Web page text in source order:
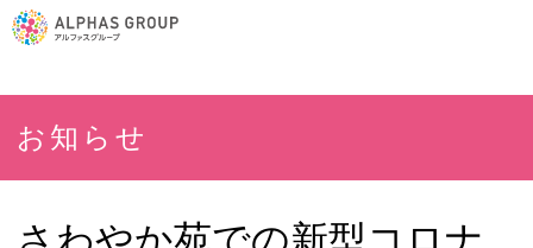
お知らせ